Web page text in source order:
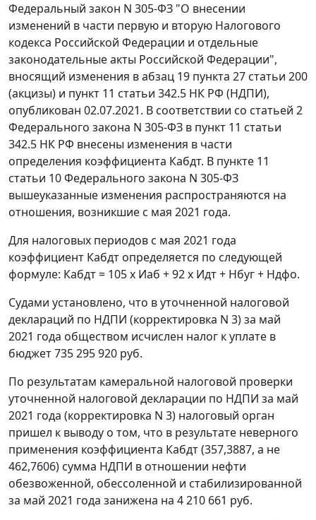
Федеральный закон N 305-ФЗ "О внесении
изменений в части первую и вторую Налогового
кодекса Российской Федерации и отдельные
законодательные акты Российской Федерации",
вносящий изменения в абзац 19 пункта 27 статьи 200
(акцизы) и пункт 11 статьи 342.5 НК РФ (НДПИ),
опубликован 02.07.2021. В соответствии со статьей 2
Федерального закона N 305-ФЗ в пункт 11 статьи
342.5 НК РФ внесены изменения в части
определения коэффициента Кабдт. В пункте 11
статьи 10 Федерального закона N 305-ФЗ
вышеуказанные изменения распространяются на
отношения, возникшие с мая 2021 года.
Для налоговых периодов с мая 2021 года
коэффициент Кабдт определяется по следующей
формуле: Кабдт = 105 х Иаб + 92 х Идт + Нбуг + Ндфо.
Судами установлено, что в уточненной налоговой
деклараций по НДПИ (корректировка N 3) за май
2021 года обществом исчислен налог к уплате в
бюджет 735 295 920 руб.
По результатам камеральной налоговой проверки
уточненной налоговой декларации по НДПИ за май
2021 года (корректировка N 3) налоговый орган
пришел к выводу о том, что в результате неверного
применения коэффициента Кабдт (357,3887, а не
462,7606) сумма НДПИ в отношении нефти
обезвоженной, обессоленной и стабилизированной
за май 2021 года занижена на 4 210 661 руб.